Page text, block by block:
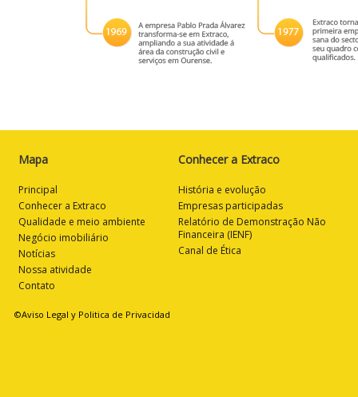
Mapa
Principal
Conhecer a Extraco
Qualidade e meio ambiente
Negócio imobiliário
Notícias
Nossa atividade
Contato
Conhecer a Extraco
História e evolução
Empresas participadas
Relatório de Demonstração Não
Financeira (IENF)
Canal de Ética
©Aviso Legal y Politica de Privacidad